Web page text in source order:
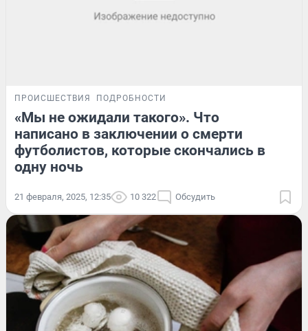
ПРОИСШЕСТВИЯ ПОДРОБНОСТИ
«Мы не ожидали такого». Что
написано в заключении о смерти
футболистов, которые скончались в
одну ночь
21 февраля, 2025, 12:35 10 322 Обсудить